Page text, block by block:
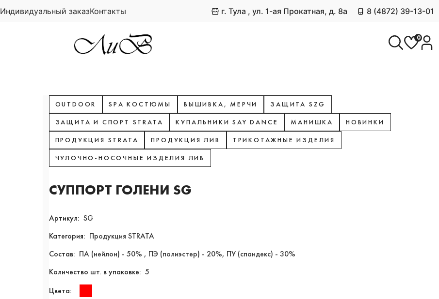
Индивидуальный заказКонтакты г. Тула , ул. 1-ая Прокатная, д. 8а 8 (4872) 39-13-01
0
OUTDOOR SPA КОСТЮМЫ ВЫШИВКА, МЕРЧИ ЗАЩИТА SZG
ЗАЩИТА И СПОРТ STRATA КУПАЛЬНИКИ SAY DANCE МАНИШКА НОВИНКИ
ПРОДУКЦИЯ STRATA ПРОДУКЦИЯ ЛИВ ТРИКОТАЖНЫЕ ИЗДЕЛИЯ
ЧУЛОЧНО-НОСОЧНЫЕ ИЗДЕЛИЯ ЛИВ
СУППОРТ ГОЛЕНИ SG
Артикул: SG
Категория: Продукция STRATA
Состав: ПА (нейлон) - 50% , ПЭ (полиэстер) - 20%, ПУ (спандекс) - 30%
Количество шт. в упаковке: 5
Цвета: